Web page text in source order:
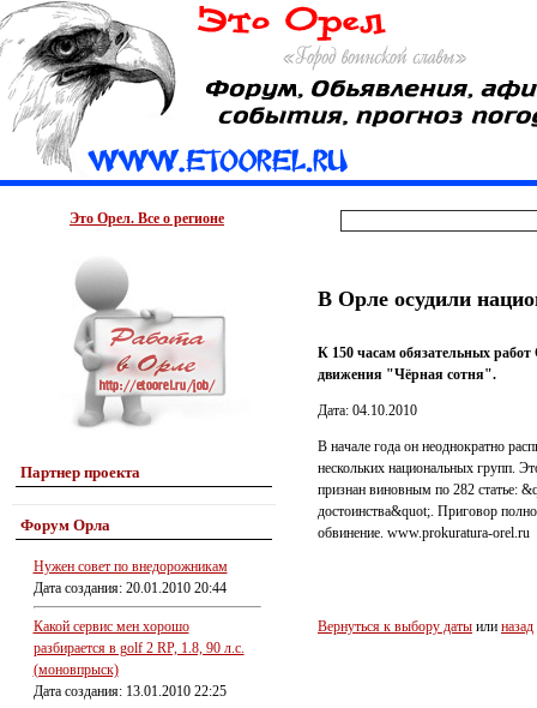
Это Орел. Все о регионе
Партнер проекта
Форум Орла
Нужен совет по внедорожникам
Дата создания: 20.01.2010 20:44
Какой сервис мен хорошо
разбирается в golf 2 RP, 1.8, 90 л.с.
(моновпрыск)
Дата создания: 13.01.2010 22:25
В Орле осудили
К 150 часам обязательных
движения "Чёрная сотня".
Дата: 04.10.2010
В начале года он неоднократно
нескольких национальных групп.
признан виновным по 282 статье:
достоинства&quot;. Приговор
обвинение. www.prokuratura-orel.ru
Вернуться к выбору даты или назад